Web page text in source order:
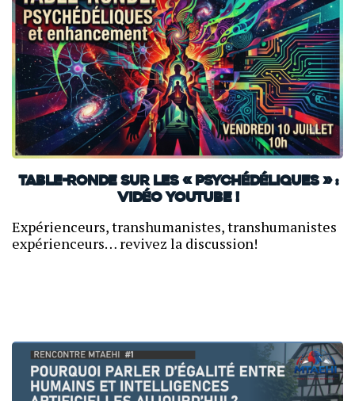
Table-ronde sur les « psychédéliques » :
vidéo YouTube !
Expérienceurs, transhumanistes, transhumanistes
expérienceurs… revivez la discussion!